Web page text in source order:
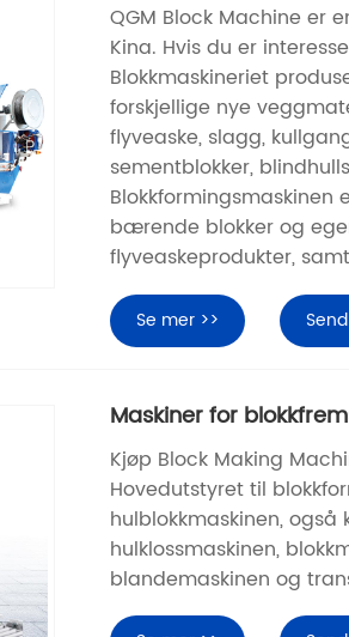
QGM Block Machine er
Kina. Hvis du er
Blokkmaskineriet
forskjellige nye
flyveaske, slagg,
sementblokker,
bærende blokker og
flyveaskeprodukter,
Se mer >>
Maskiner for
Kjøp Block Making
Hovedutstyret til
hulblokkmaskinen,
hulklossmaskinen,
blandemaskinen og